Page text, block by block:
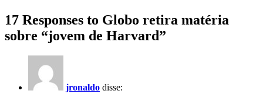
17 Responses to Globo retira matéria
sobre “jovem de Harvard”
jronaldo disse: